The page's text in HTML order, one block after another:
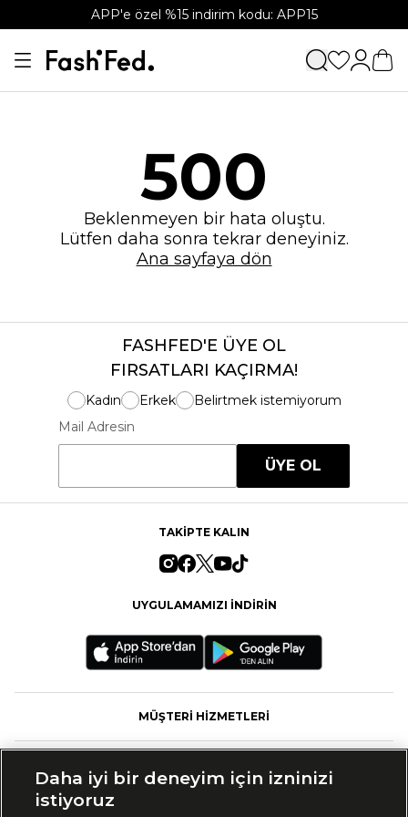
APP'e özel %15 indirim kodu: APP15
500
Beklenmeyen bir hata oluştu.
Lütfen daha sonra tekrar deneyiniz.
Ana sayfaya dön
FASHFED'E ÜYE OL
FIRSATLARI KAÇIRMA!
Kadın Erkek
Belirtmek istemiyorum
Mail Adresin
ÜYE OL
TAKİPTE KALIN
UYGULAMAMIZI İNDİRİN
MÜŞTERİ HİZMETLERİ
Daha iyi bir deneyim için izninizi
istiyoruz